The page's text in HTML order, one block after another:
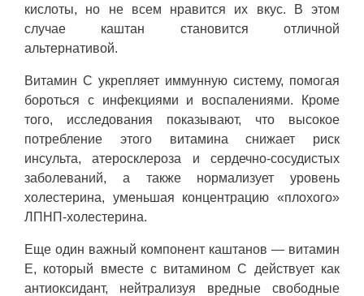
кислоты, но не всем нравится их вкус. В этом
случае каштан становится отличной
альтернативой.
Витамин C укрепляет иммунную систему, помогая
бороться с инфекциями и воспалениями. Кроме
того, исследования показывают, что высокое
потребление этого витамина снижает риск
инсульта, атеросклероза и сердечно-сосудистых
заболеваний, а также нормализует уровень
холестерина, уменьшая концентрацию «плохого»
ЛПНП-холестерина.
Еще один важный компонент каштанов — витамин
E, который вместе с витамином C действует как
антиоксидант, нейтрализуя вредные свободные